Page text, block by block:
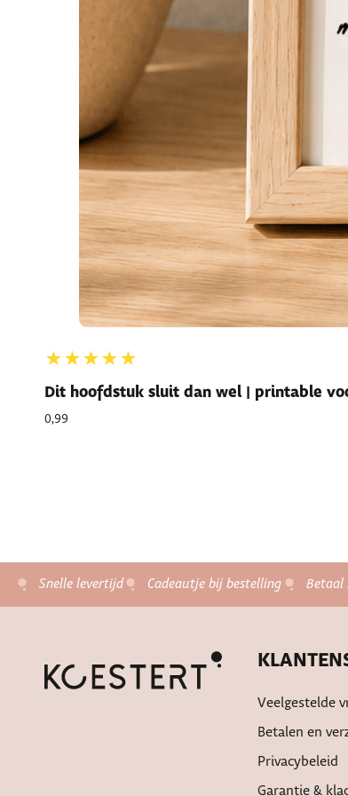
★★★★★
Dit hoofdstuk sluit dan wel | printable
0,99
Snelle levertijd Cadeautje bij bestelling Betaal
Veelgestelde
Betalen en
Privacybeleid
Garantie &